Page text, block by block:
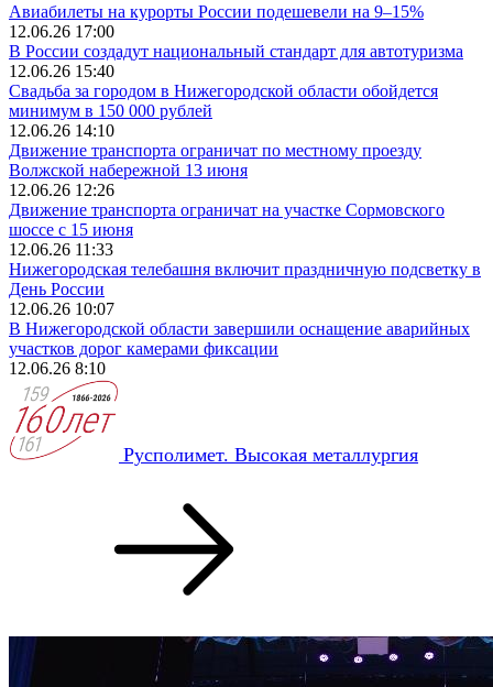
Авиабилеты на курорты России подешевели на 9–15%
12.06.26 17:00
В России создадут национальный стандарт для автотуризма
12.06.26 15:40
Свадьба за городом в Нижегородской области обойдется
минимум в 150 000 рублей
12.06.26 14:10
Движение транспорта ограничат по местному проезду
Волжской набережной 13 июня
12.06.26 12:26
Движение транспорта ограничат на участке Сормовского
шоссе с 15 июня
12.06.26 11:33
Нижегородская телебашня включит праздничную подсветку в
День России
12.06.26 10:07
В Нижегородской области завершили оснащение аварийных
участков дорог камерами фиксации
12.06.26 8:10
Русполимет. Высокая металлургия